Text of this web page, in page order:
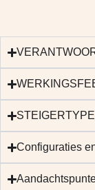
Configuraties